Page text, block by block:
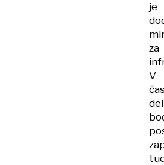
je
za
V
del